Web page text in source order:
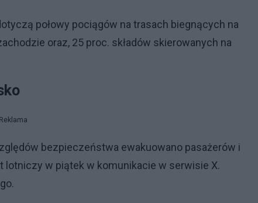
połowy pociągów na trasach biegnących na
oraz, 25 proc. składów skierowanych na
Reklama
bezpieczeństwa ewakuowano pasażerów i
w piątek w komunikacie w serwisie X.